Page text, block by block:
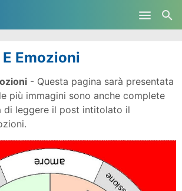
Emozioni
- Questa pagina sarà presentata
più immagini sono anche complete
di leggere il post intitolato il